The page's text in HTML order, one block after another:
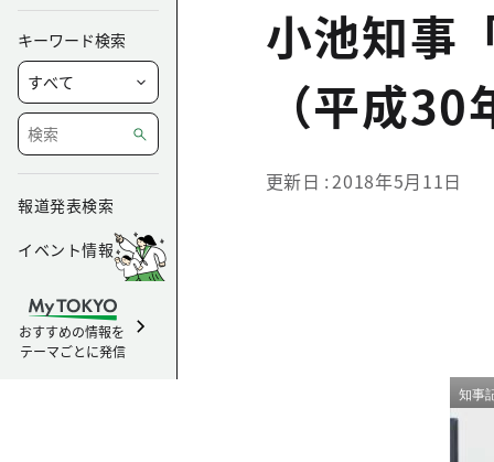
キーワード検索
報道発表検索
イベント情報
おすすめの情報を
テーマごとに発信
小池知事
（平成30
更新日 2018年5月11日